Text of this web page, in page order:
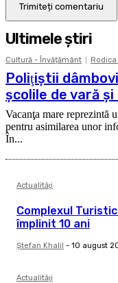
Ultimele ştiri
Cultură - Învățământ Rodica
Poliţiştii
şcolile de vară
Vacanţa mare reprezintă
pentru asimilarea unor
În...
Actualităţi
Complexul
împlinit 10 ani
Ştefan Khalil - 10 august
Actualităţi